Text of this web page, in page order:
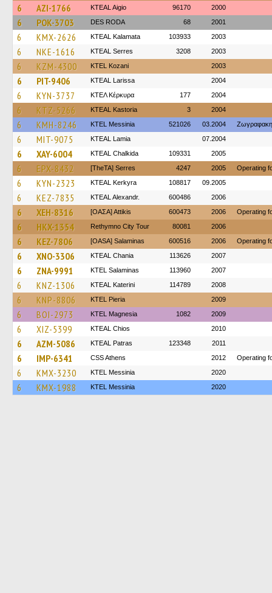
6 AZI-1766 KTEAL Aigio 96170 2000
6 POK-3703 DES RODA 68 2001
6 KMX-2626 KTEAL Kalamata 103933 2003
6 NKE-1616 KTEAL Serres 3208 2003
6 KZM-4300 ΚΤΕL Kozani 2003
6 PIT-9406 KTEAL Larissa 2004
6 KYN-3737 ΚΤΕΛ Κέρκυρα 177 2004
6 KTZ-5266 KTEAL Kastoria 3 2004
6 KMH-8246 KTEL Messinia 521026 03.2004
6 MIT-9075 KTEAL Lamia 07.2004
6 XAY-6004 KTEAL Chalkida 109331 2005
6 EPX-8432 [TheTA] Serres 4247 2005 Operating
6 KYN-2323 KTEAL Kerkyra 108817 09.2005
6 KEZ-7835 KTEAL Alexandr. 600486 2006
6 XEH-8316 [ΟΑΣΑ] Αttikis 600473 2006 Operating
6 HKX-1354 Rethymno City Tour 80081 2006
6 KEZ-7806 [OASA] Salaminas 600516 2006 Operating
6 XNO-3306 KTEAL Chania 113626 2007
6 ZNA-9991 KTEL Salaminas 113960 2007
6 KNZ-1306 KTEAL Katerini 114789 2008
6 KNP-8806 KTEL Pieria 2009
6 BOI-2973 ΚΤΕL Magnesia 1082 2009
6 XIZ-5399 KTEAL Chios 2010
6 AZM-5086 KTEAL Patras 123348 2011
6 IMP-6341 CSS Athens 2012 Operating
6 KMX-3230 KTEL Messinia 2020
6 KMX-1988 KTEL Messinia 2020